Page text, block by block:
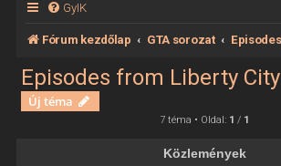
GyIK
Fórum kezdőlap GTA sorozat
Episodes from Liberty City
Új téma
7 téma • Oldal: 1 / 1
Közlemények